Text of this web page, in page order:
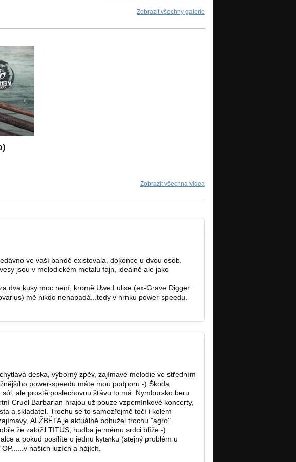
Zobrazit všechny galerie
Zobrazit všechna videa
ve vaší bandě existovala, dokonce u dvou osob.
jsou v melodickém metalu fajn, ideálně ale jako
dva kusy moc není, kromě Uwe Lulise (ex-Grave Digger
mě nikdo nenapadá...tedy v hrnku power-speedu.
deska, výborný zpěv, zajímavé melodie ve středním
power-speedu máte mou podporu:-) Škoda
ale prostě poslechovou šťávu to má. Nymbursko beru
Cruel Barbarian hrajou už pouze vzpomínkové koncerty,
a skladatel. Trochu se to samozřejmě točí i kolem
ALŽBĚTA je aktuálně bohužel trochu "agro".
že založil TITUS, hudba je mému srdci blíže:-)
a pokud posílíte o jednu kytarku (stejný problém u
našich luzích a hájích.